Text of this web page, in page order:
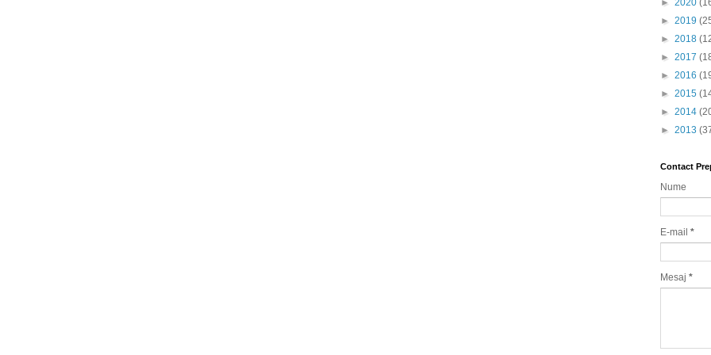
► 2020
► 2019
► 2018
► 2017
► 2016
► 2015
► 2014
► 2013
Contact
Nume
E-mail *
Mesaj *